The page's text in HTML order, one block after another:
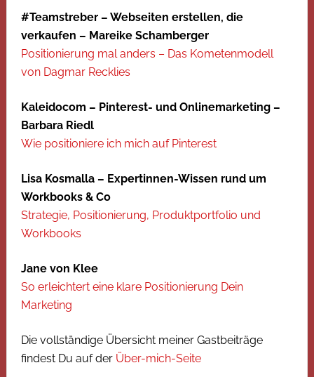
#Teamstreber – Webseiten erstellen, die
verkaufen – Mareike Schamberger
Positionierung mal anders – Das Kometenmodell
von Dagmar Recklies
Kaleidocom – Pinterest- und Onlinemarketing –
Barbara Riedl
Wie positioniere ich mich auf Pinterest
Lisa Kosmalla – Expertinnen-Wissen rund um
Workbooks & Co
Strategie, Positionierung, Produktportfolio und
Workbooks
Jane von Klee
So erleichtert eine klare Positionierung Dein
Marketing
Die vollständige Übersicht meiner Gastbeiträge
findest Du auf der Über-mich-Seite